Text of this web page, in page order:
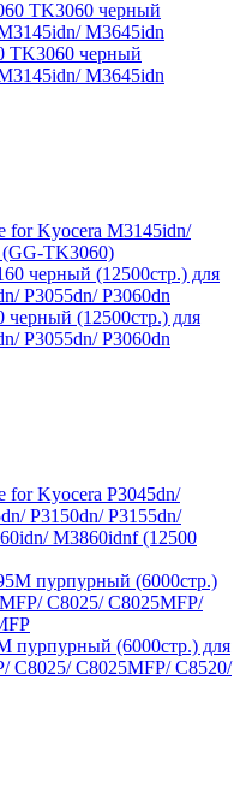
TK3060 черный
M3645idn
for Kyocera M3145idn/
(GG-TK3060)
(12500стр.) для
P3055dn/ P3060dn
for Kyocera P3045dn/
P3150dn/ P3155dn/
M3860idnf (12500
пурпурный (6000стр.) для
C8025/ C8025MFP/ C8520/